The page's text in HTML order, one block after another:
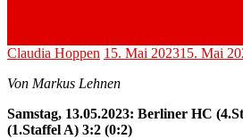
Claudia Hoppen 15. Mai 202315. Mai
Von Markus Lehnen
Samstag, 13.05.2023: Berliner HC
(1.Staffel A) 3:2 (0:2)